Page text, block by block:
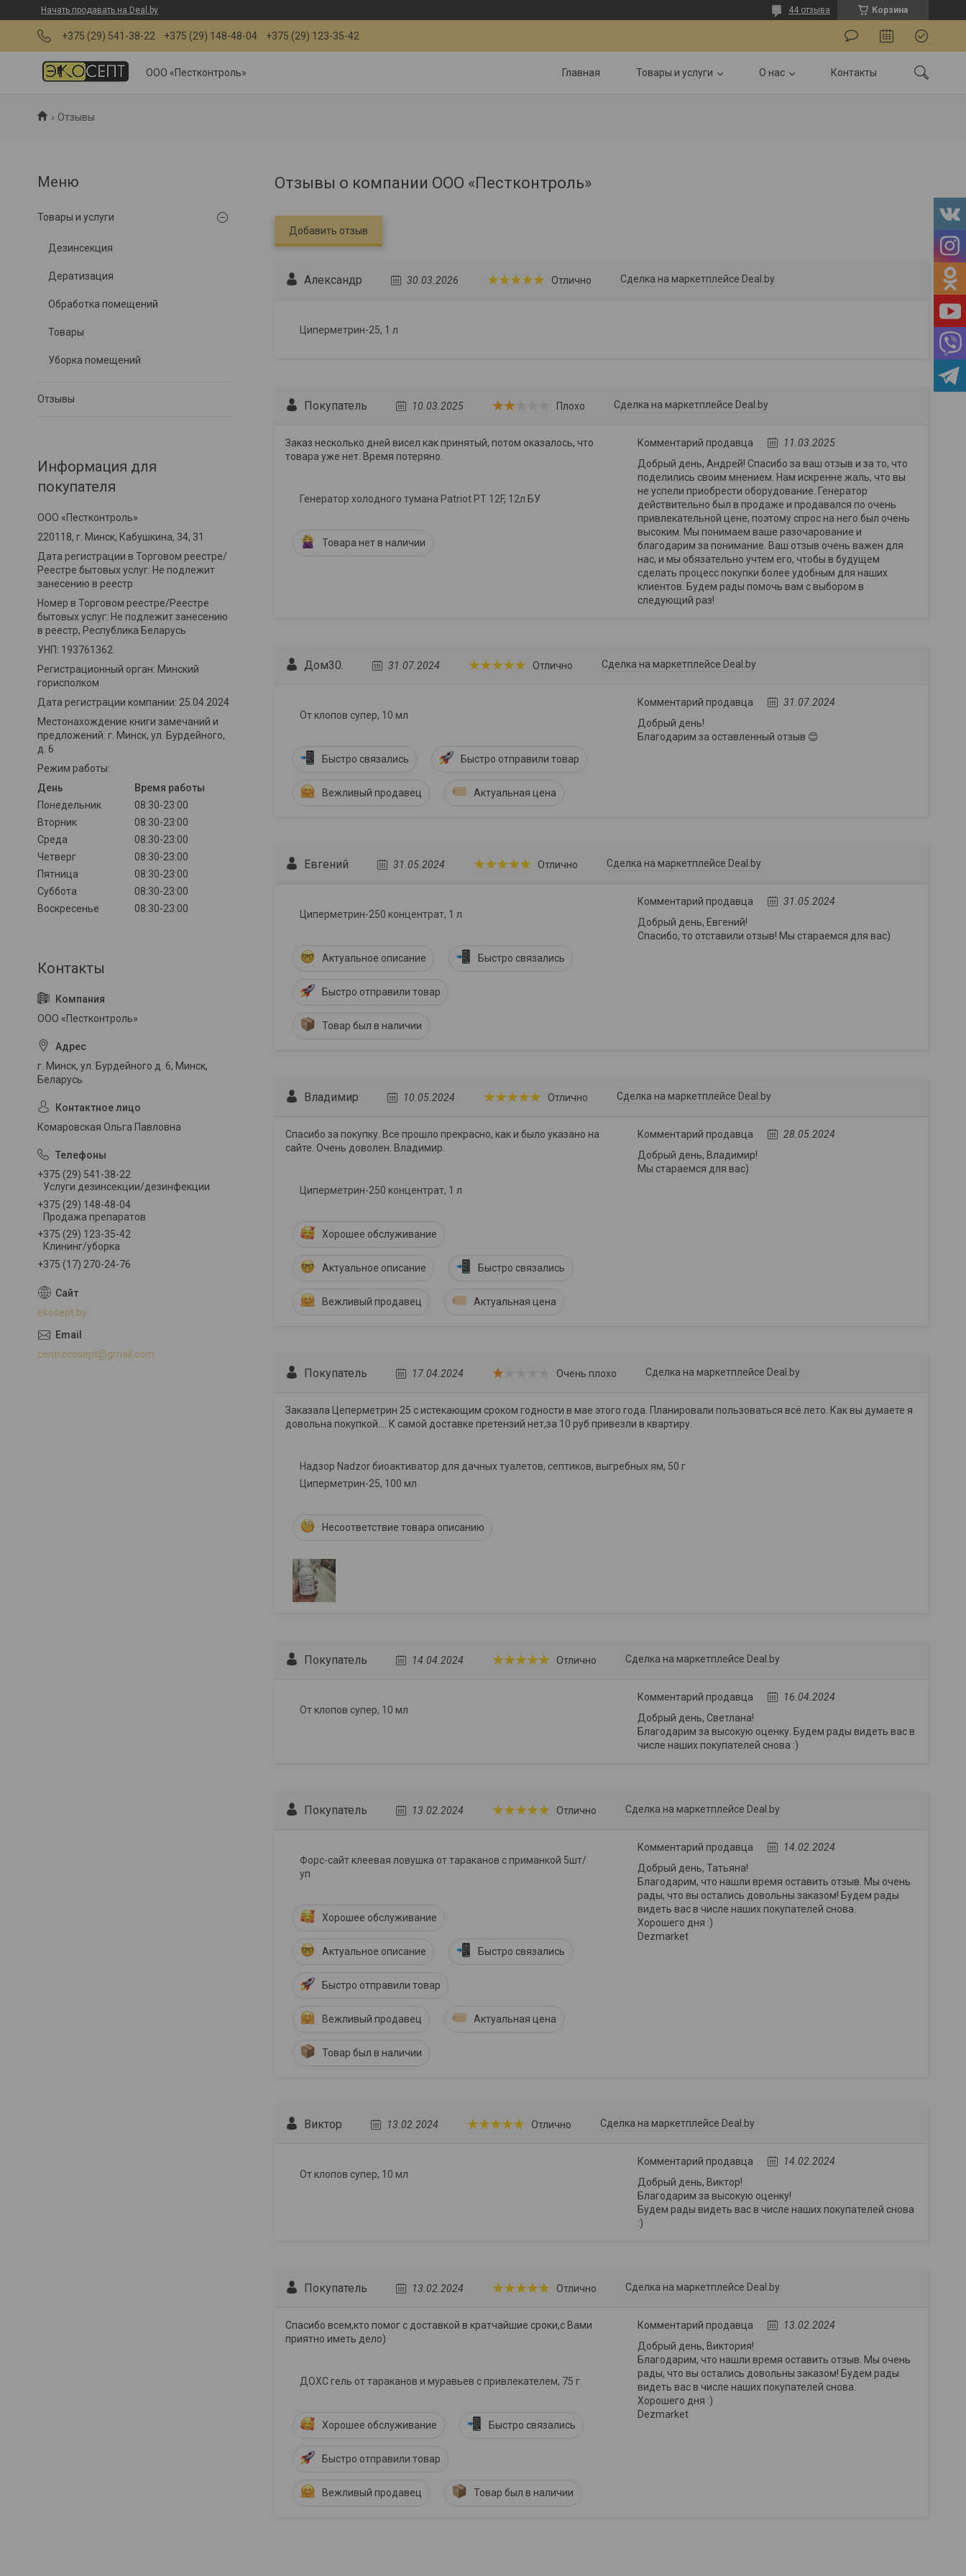
Начать продавать на Deal.by Корзина
44 отзыва
+375 (29) 541-38-22 +375 (29) 148-48-04 +375 (29) 123-35-42
ООО «Пестконтроль» Главная Товары и услуги О нас Контакты
Отзывы
Отзывы о компании ООО «Пестконтроль»
Добавить отзыв
Александр 30.03.2026 Отлично Сделка на маркетплейсе Deal.by
Циперметрин-25, 1 л
Покупатель 10.03.2025 Плохо Сделка на маркетплейсе Deal.by
Заказ несколько дней висел как принятый, потом оказалось, что
товара уже нет. Время потеряно.
Генератор холодного тумана Patriot PT 12F, 12л БУ
Товара нет в наличии
Комментарий продавца
11.03.2025
Добрый день, Андрей! Спасибо за ваш отзыв и за то, что
поделились своим мнением. Нам искренне жаль, что вы
не успели приобрести оборудование. Генератор
действительно был в продаже и продавался по очень
привлекательной цене, поэтому спрос на него был очень
высоким. Мы понимаем ваше разочарование и
благодарим за понимание. Ваш отзыв очень важен для
нас, и мы обязательно учтем его, чтобы в будущем
сделать процесс покупки более удобным для наших
клиентов. Будем рады помочь вам с выбором в
следующий раз!
Дом30. 31.07.2024 Отлично Сделка на маркетплейсе Deal.by
От клопов супер, 10 мл
Быстро связались Быстро отправили товар
Вежливый продавец Актуальная цена
Комментарий продавца
31.07.2024
Добрый день!
Благодарим за оставленный отзыв 😊
Евгений 31.05.2024 Отлично Сделка на маркетплейсе Deal.by
Циперметрин-250 концентрат, 1 л
Актуальное описание Быстро связались
Быстро отправили товар
Товар был в наличии
Комментарий продавца
31.05.2024
Добрый день, Евгений!
Спасибо, то отставили отзыв! Мы стараемся для вас)
Владимир 10.05.2024 Отлично Сделка на маркетплейсе Deal.by
Спасибо за покупку. Все прошло прекрасно, как и было указано на
сайте. Очень доволен. Владимир.
Циперметрин-250 концентрат, 1 л
Хорошее обслуживание
Актуальное описание Быстро связались
Вежливый продавец Актуальная цена
Комментарий продавца
28.05.2024
Добрый день, Владимир!
Мы стараемся для вас)
Покупатель 17.04.2024 Очень плохо Сделка на маркетплейсе Deal.by
Заказала Цеперметрин 25 с истекающим сроком годности в мае этого года. Планировали пользоваться всё лето. Как вы думаете я
довольна покупкой.... К самой доставке претензий нет,за 10 руб привезли в квартиру.
Надзор Nadzor биоактиватор для дачных туалетов, септиков, выгребных ям, 50 г
Циперметрин-25, 100 мл
Несоответствие товара описанию
Покупатель 14.04.2024 Отлично Сделка на маркетплейсе Deal.by
От клопов супер, 10 мл
Комментарий продавца
16.04.2024
Добрый день, Светлана!
Благодарим за высокую оценку. Будем рады видеть вас в
числе наших покупателей снова :)
Покупатель 13.02.2024 Отлично Сделка на маркетплейсе Deal.by
Форс-сайт клеевая ловушка от тараканов с приманкой 5шт/
уп
Хорошее обслуживание
Актуальное описание Быстро связались
Быстро отправили товар
Вежливый продавец Актуальная цена
Товар был в наличии
Комментарий продавца
14.02.2024
Добрый день, Татьяна!
Благодарим, что нашли время оставить отзыв. Мы очень
рады, что вы остались довольны заказом! Будем рады
видеть вас в числе наших покупателей снова.
Хорошего дня :)
Dezmarket
Виктор 13.02.2024 Отлично Сделка на маркетплейсе Deal.by
От клопов супер, 10 мл
Комментарий продавца
14.02.2024
Добрый день, Виктор!
Благодарим за высокую оценку!
Будем рады видеть вас в числе наших покупателей снова
:)
Покупатель 13.02.2024 Отлично Сделка на маркетплейсе Deal.by
Спасибо всем,кто помог с доставкой в кратчайшие сроки,с Вами
приятно иметь дело)
ДОХС гель от тараканов и муравьев с привлекателем, 75 г
Хорошее обслуживание Быстро связались
Быстро отправили товар
Вежливый продавец Товар был в наличии
Комментарий продавца
13.02.2024
Добрый день, Виктория!
Благодарим, что нашли время оставить отзыв. Мы очень
рады, что вы остались довольны заказом! Будем рады
видеть вас в числе наших покупателей снова.
Хорошего дня :)
Dezmarket
Товары и услуги
Дезинсекция
Дератизация
Обработка помещений
Товары
Уборка помещений
Отзывы
Информация для
покупателя
ООО «Пестконтроль»
220118, г. Минск, Кабушкина, 34, 31
Дата регистрации в Торговом реестре/
Реестре бытовых услуг: Не подлежит
занесению в реестр
Номер в Торговом реестре/Реестре
бытовых услуг: Не подлежит занесению
в реестр, Республика Беларусь
УНП: 193761362
Регистрационный орган: Минский
горисполком
Дата регистрации компании: 25.04.2024
Местонахождение книги замечаний и
предложений: г. Минск, ул. Бурдейного,
д. 6
Режим работы:
День
Время работы
Понедельник
08:30-23:00
Вторник
08:30-23:00
Среда
08:30-23:00
Четверг
08:30-23:00
Пятница
08:30-23:00
Суббота
08:30-23:00
Воскресенье
08:30-23:00
ООО «Пестконтроль»
г. Минск, ул. Бурдейного д. 6, Минск,
Беларусь
Комаровская Ольга Павловна
+375 (29) 541-38-22
Услуги дезинсекции/дезинфекции
+375 (29) 148-48-04
Продажа препаратов
+375 (29) 123-35-42
Клининг/уборка
+375 (17) 270-24-76
ekosept.by
centrecosept@gmail.com